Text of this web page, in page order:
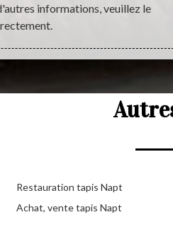
informations, veuillez le
Restauration tapis Napt
Achat, vente tapis Napt